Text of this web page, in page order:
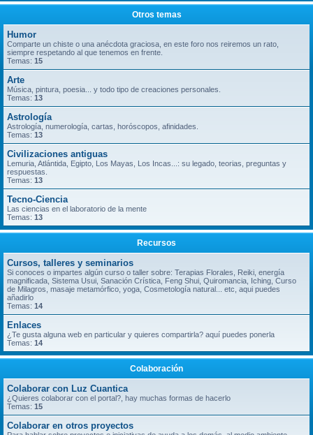
Otros temas
Humor
Comparte un chiste o una anécdota graciosa, en este foro nos reiremos un rato,
siempre respetando al que tenemos en frente.
Temas: 15
Arte
Música, pintura, poesia... y todo tipo de creaciones personales.
Temas: 13
Astrología
Astrología, numerología, cartas, horóscopos, afinidades.
Temas: 13
Civilizaciones antiguas
Lemuria, Atlántida, Egipto, Los Mayas, Los Incas...: su legado, teorias, preguntas y
respuestas.
Temas: 13
Tecno-Ciencia
Las ciencias en el laboratorio de la mente
Temas: 13
Recursos
Cursos, talleres y seminarios
Si conoces o impartes algún curso o taller sobre: Terapias Florales, Reiki, energía
magnificada, Sistema Usui, Sanación Crística, Feng Shui, Quiromancia, Iching, Curso
de Milagros, masaje metamórfico, yoga, Cosmetología natural... etc, aqui puedes
añadirlo
Temas: 14
Enlaces
¿Te gusta alguna web en particular y quieres compartirla? aquí puedes ponerla
Temas: 14
Colaboración
Colaborar con Luz Cuantica
¿Quieres colaborar con el portal?, hay muchas formas de hacerlo
Temas: 15
Colaborar en otros proyectos